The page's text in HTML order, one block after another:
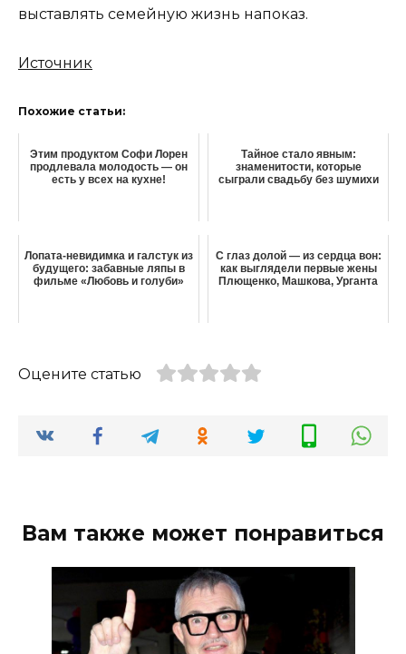
выставлять семейную жизнь напоказ.
Источник
Похожие статьи:
Этим продуктом Софи Лорен
продлевала молодость — он
есть у всех на кухне!
Тайное стало явным:
знаменитости, которые
сыграли свадьбу без шумихи
Лопата-невидимка и галстук из
будущего: забавные ляпы в
фильме «Любовь и голуби»
С глаз долой — из сердца вон:
как выглядели первые жены
Плющенко, Машкова, Урганта
Оцените статью
Вам также может понравиться